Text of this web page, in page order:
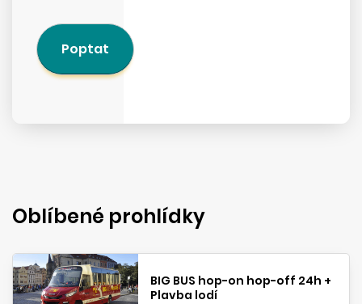
Poptat
Oblíbené prohlídky
BIG BUS hop-on hop-off 24h +
Plavba lodí